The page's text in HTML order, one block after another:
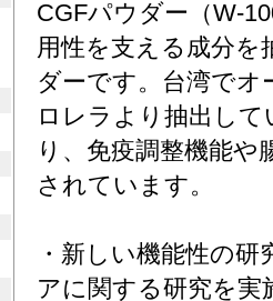
CGFパウダー（W-
用性を支える成分
ダーです。台湾で
ロレラより抽出し
り、免疫調整機能や
されています。
・新しい機能性の
アに関する研究を実